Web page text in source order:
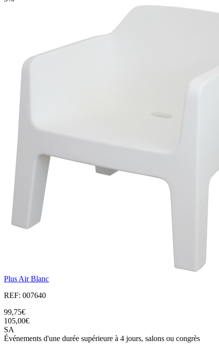
Plus Air Blanc
REF: 007640
99,75€
105,00€
SA
Événements d'une durée supérieure à 4 jours, salons ou congrès